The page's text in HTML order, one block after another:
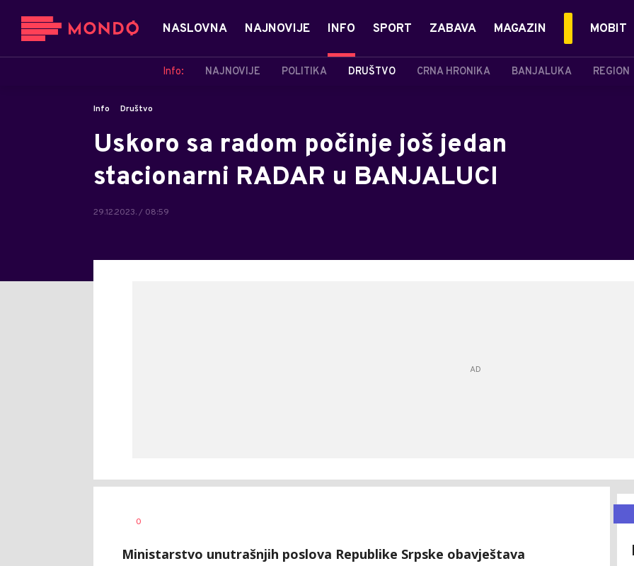
NASLOVNA NAJNOVIJE INFO
Info: NAJNOVIJE POLITIKA DRUŠTVO CRNA HRONIKA BANJALUKA REGION
SPORT ZABAVA MAGAZIN MOBIT
Info Društvo
Uskoro sa radom počinje još jedan
stacionarni RADAR u BANJALUCI
29.12.2023. / 08:59
AUTOR
0
Ministarstvo unutrašnjih poslova Republike Srpske obavještava